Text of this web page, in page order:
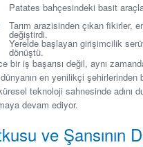
Patates bahçesindeki basit
Tarım arazisinden çıkan fikirler,
değiştirdi.
Yerelde başlayan girişimcilik
dönüştü.
bir iş başarısı değil, aynı
dünyanın en yenilikçi
teknoloji sahnesinde
devam ediyor.
ve Şansının